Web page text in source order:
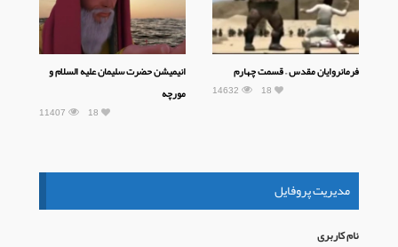
فرمانروایان مقدس – قسمت چهارم
14632 18
انیمیشن حضرت سلیمان علیه السلام و
مورچه
11407 18
مدیریت پروفایل
نام كاربری